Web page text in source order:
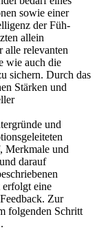
sowie einer
der Füh-
allein
alle relevanten
wie auch die
sichern. Durch das
Stärken und
und
Merkmale und
darauf
erfolgt eine
Zur
folgenden Schritt